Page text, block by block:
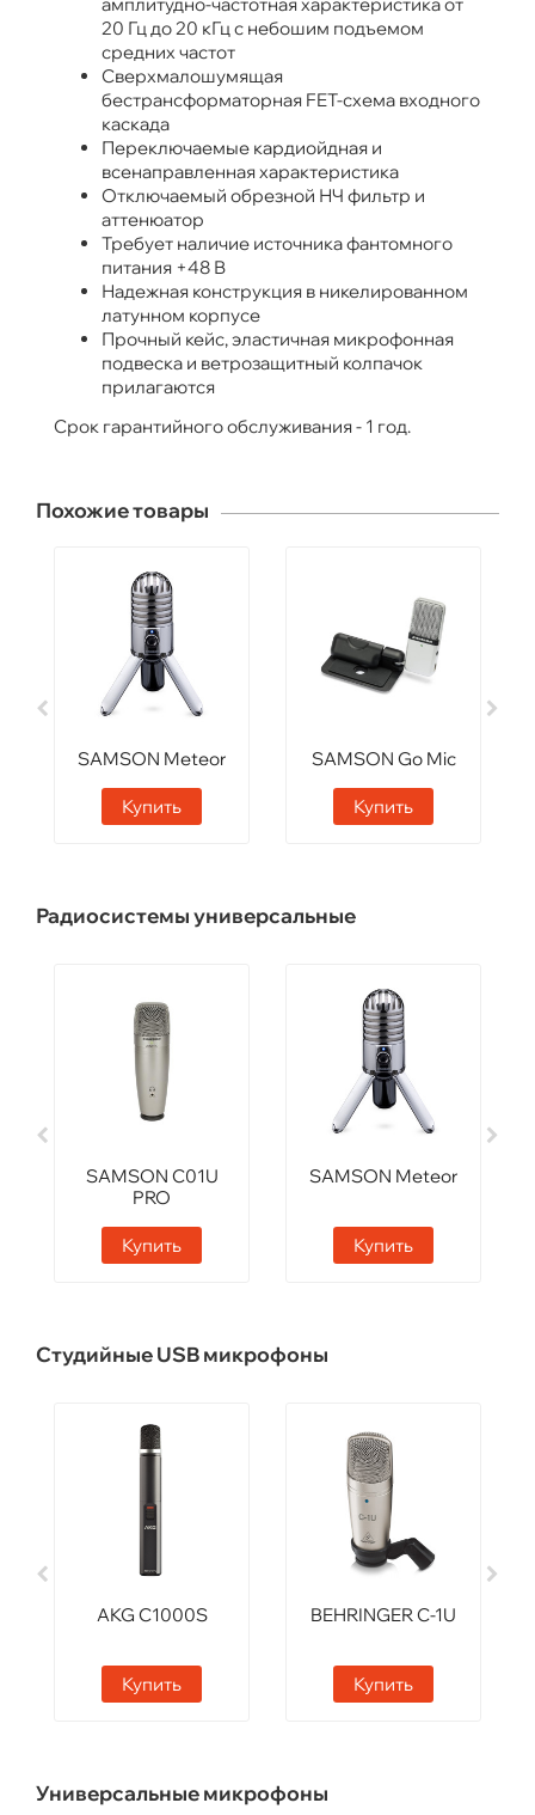
20 Гц до 20 кГц с небошим подъемом
средних частот
Сверхмалошумящая
бестрансформаторная FET-схема входного
каскада
Переключаемые кардиойдная и
всенаправленная характеристика
Отключаемый обрезной НЧ фильтр и
аттенюатор
Требует наличие источника фантомного
питания +48 В
Надежная конструкция в никелированном
латунном корпусе
Прочный кейс, эластичная микрофонная
подвеска и ветрозащитный колпачок
прилагаются
Срок гарантийного обслуживания - 1 год.
Похожие товары
SAMSON Meteor
Купить
SAMSON Go Mic
Купить
Радиосистемы универсальные
SAMSON C01U
PRO
Купить
SAMSON Meteor
Купить
Студийные USB микрофоны
AKG C1000S
Купить
BEHRINGER C-1U
Купить
Универсальные микрофоны